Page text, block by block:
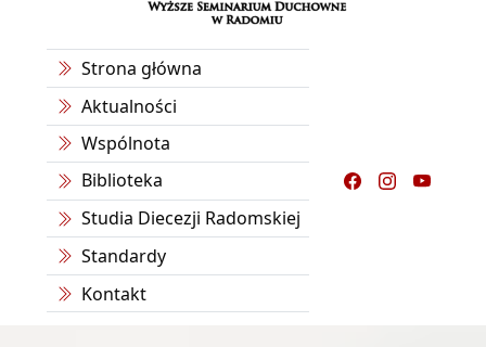
Strona główna
Aktualności
Wspólnota
Biblioteka
Studia Diecezji Radomskiej
Standardy
Kontakt